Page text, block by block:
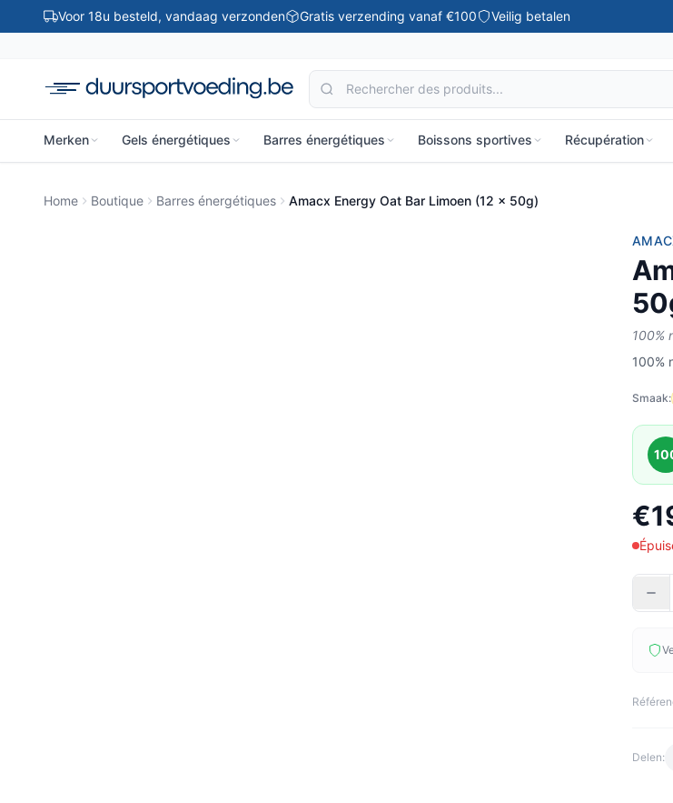
Ga naar inhoudVoor 18u besteld, vandaag verzonden Gratis verzending vanaf €100 Veilig betalen
Merken Gels énergétiques Barres énergétiques Boissons sportives Récupération
Home Boutique Barres énergétiques Amacx Energy Oat Bar Limoen (12 x 50g)
100%
100%
Smaak:
Delen: